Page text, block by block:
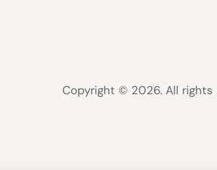
Copyright © 2026. All rights